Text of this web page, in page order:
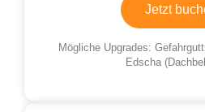
Jetzt
Mögliche Upgrades:
Edscha